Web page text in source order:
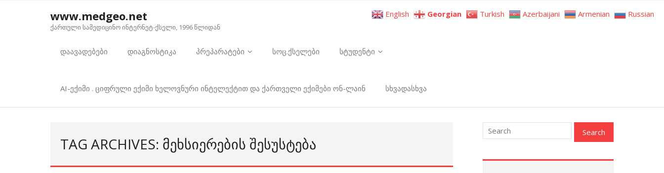
www.medgeo.net
ქართული სამედიცინო ინტერნეტ-ქსელი, 1996 წლიდან
დაავადებები დიაგნოსტიკა პრეპარატები სოც.ქსელები სტუდენტი
AI-ექიმი . ციფრული ექიმი ხელოვნური ინტელექტით და ქართველი ექიმები ონ-ლაინ სხვადასხვა
TAG ARCHIVES: ᲛᲔᲮᲡᲘᲔᲠᲔᲑᲘᲡ ᲨᲔᲡᲣᲡᲢᲔᲑᲐ
English Georgian Turkish Azerbaijani Armenian Russian